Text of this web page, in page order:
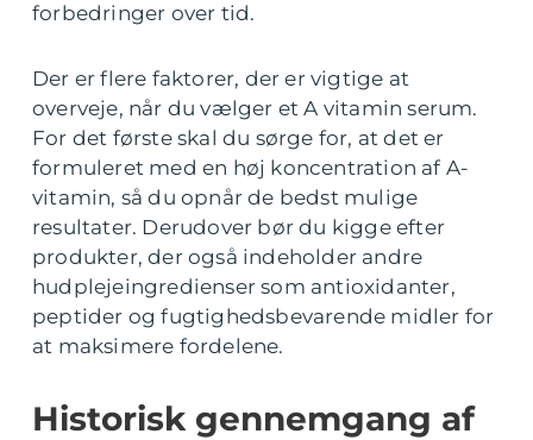
forbedringer over tid.
Der er flere faktorer, der er vigtige at
overveje, når du vælger et A vitamin serum.
For det første skal du sørge for, at det er
formuleret med en høj koncentration af A-
vitamin, så du opnår de bedst mulige
resultater. Derudover bør du kigge efter
produkter, der også indeholder andre
hudplejeingredienser som antioxidanter,
peptider og fugtighedsbevarende midler for
at maksimere fordelene.
Historisk gennemgang af